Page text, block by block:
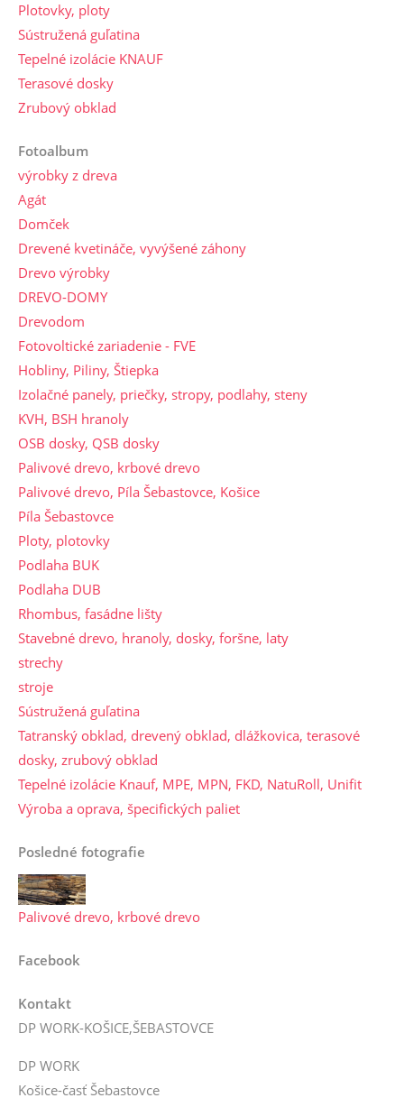
Plotovky, ploty
Sústružená guľatina
Tepelné izolácie KNAUF
Terasové dosky
Zrubový obklad
Fotoalbum
výrobky z dreva
Agát
Domček
Drevené kvetináče, vyvýšené záhony
Drevo výrobky
DREVO-DOMY
Drevodom
Fotovoltické zariadenie - FVE
Hobliny, Piliny, Štiepka
Izolačné panely, priečky, stropy, podlahy, steny
KVH, BSH hranoly
OSB dosky, QSB dosky
Palivové drevo, krbové drevo
Palivové drevo, Píla Šebastovce, Košice
Píla Šebastovce
Ploty, plotovky
Podlaha BUK
Podlaha DUB
Rhombus, fasádne lišty
Stavebné drevo, hranoly, dosky, foršne, laty
strechy
stroje
Sústružená guľatina
Tatranský obklad, drevený obklad, dlážkovica, terasové
dosky, zrubový obklad
Tepelné izolácie Knauf, MPE, MPN, FKD, NatuRoll, Unifit
Výroba a oprava, špecifických paliet
Posledné fotografie
Palivové drevo, krbové drevo
Facebook
Kontakt
DP WORK-KOŠICE,ŠEBASTOVCE
DP WORK
Košice-časť Šebastovce